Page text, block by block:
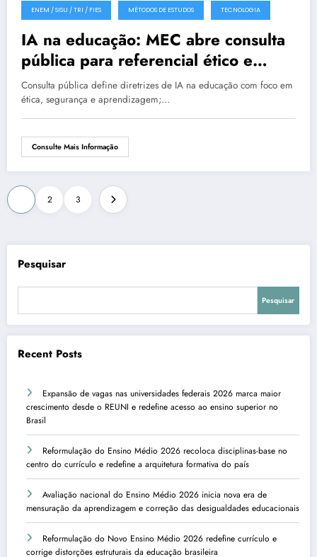
ENEM / SISU / TRI / FIES MÉTODOS DE ESTUDOS TECNOLOGIA
IA na educação: MEC abre consulta
pública para referencial ético e
seguro
Consulta pública define diretrizes de IA na educação com foco em
ética, segurança e aprendizagem;…
Consulte Mais Informação
Paginação
de
posts
2 3
Pesquisar
Pesquisar
Recent Posts
Expansão de vagas nas universidades federais 2026 marca maior
crescimento desde o REUNI e redefine acesso ao ensino superior no
Brasil
Reformulação do Ensino Médio 2026 recoloca disciplinas-base no
centro do currículo e redefine a arquitetura formativa do país
Avaliação nacional do Ensino Médio 2026 inicia nova era de
mensuração da aprendizagem e correção das desigualdades educacionais
Reformulação do Novo Ensino Médio 2026 redefine currículo e
corrige distorções estruturais da educação brasileira